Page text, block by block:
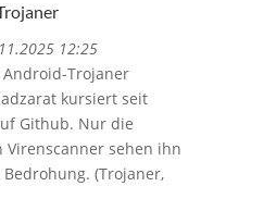
12:25
Trojaner
kursiert seit
Github. Nur die
Virenscanner sehen ihn
(Trojaner,